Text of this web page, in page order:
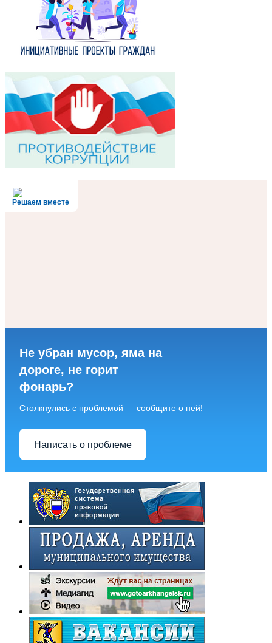
Решаем вместе
Не убран мусор, яма на
дороге, не горит
фонарь?
Столкнулись с проблемой — сообщите о ней!
Написать о проблеме